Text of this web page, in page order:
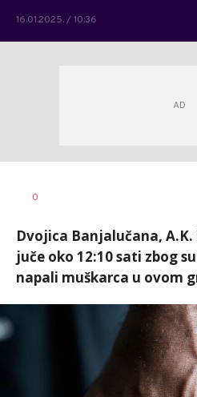
16.01.2025. / 10:36
AUTOR
0
Dvojica Banjalučana, A.K.
juče oko 12:10 sati zbog
napali muškarca u ovom